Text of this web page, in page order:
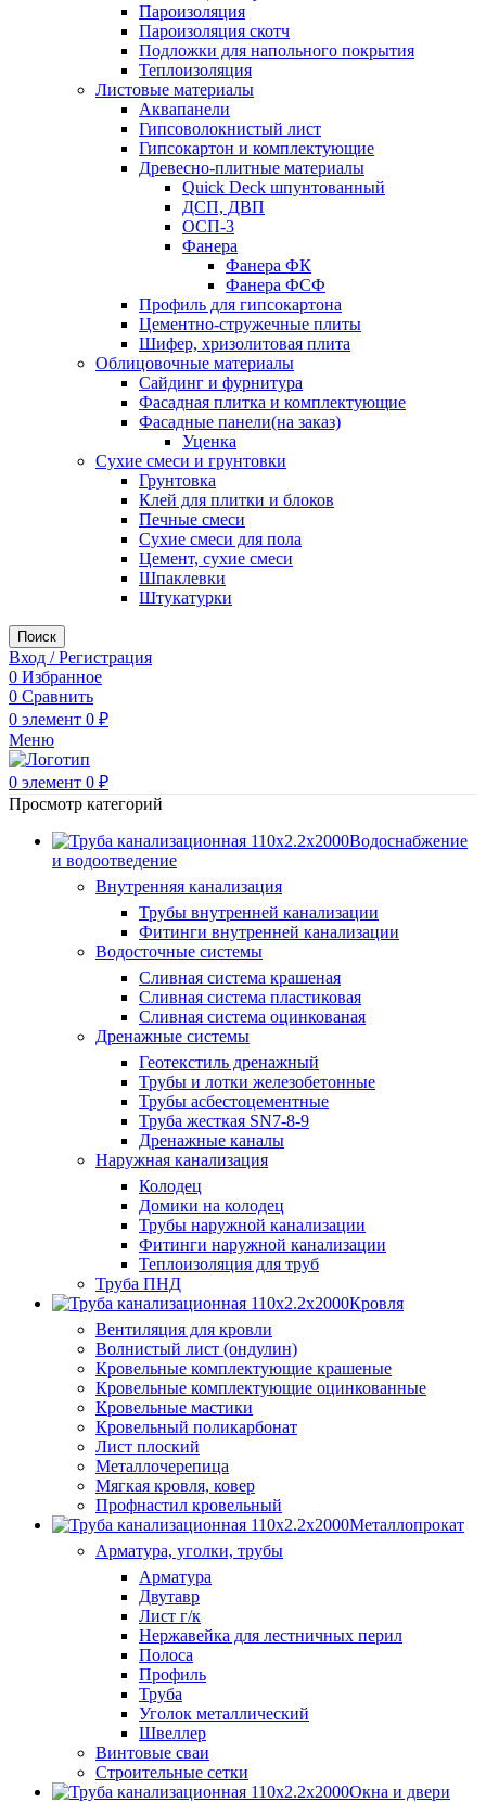
Пароизоляция
Пароизоляция скотч
Подложки для напольного покрытия
Теплоизоляция
Листовые материалы
Аквапанели
Гипсоволокнистый лист
Гипсокартон и комплектующие
Древесно-плитные материалы
Quick Deck шпунтованный
ДСП, ДВП
ОСП-3
Фанера
Фанера ФК
Фанера ФСФ
Профиль для гипсокартона
Цементно-стружечные плиты
Шифер, хризолитовая плита
Облицовочные материалы
Сайдинг и фурнитура
Фасадная плитка и комплектующие
Фасадные панели(на заказ)
Уценка
Сухие смеси и грунтовки
Грунтовка
Клей для плитки и блоков
Печные смеси
Сухие смеси для пола
Цемент, сухие смеси
Шпаклевки
Штукатурки
Поиск
Вход / Регистрация
0 Избранное
0 Сравнить
0 элемент 0 ₽
Меню
0 элемент 0 ₽
Просмотр категорий
Водоснабжение
и водоотведение
Внутренняя канализация
Трубы внутренней канализации
Фитинги внутренней канализации
Водосточные системы
Сливная система крашеная
Сливная система пластиковая
Сливная система оцинкованая
Дренажные системы
Геотекстиль дренажный
Трубы и лотки железобетонные
Трубы асбестоцементные
Труба жесткая SN7-8-9
Дренажные каналы
Наружная канализация
Колодец
Домики на колодец
Трубы наружной канализации
Фитинги наружной канализации
Теплоизоляция для труб
Труба ПНД
Кровля
Вентиляция для кровли
Волнистый лист (ондулин)
Кровельные комплектующие крашеные
Кровельные комплектующие оцинкованные
Кровельные мастики
Кровельный поликарбонат
Лист плоский
Металлочерепица
Мягкая кровля, ковер
Профнастил кровельный
Металлопрокат
Арматура, уголки, трубы
Арматура
Двутавр
Лист г/к
Нержавейка для лестничных перил
Полоса
Профиль
Труба
Уголок металлический
Швеллер
Винтовые сваи
Строительные сетки
Окна и двери